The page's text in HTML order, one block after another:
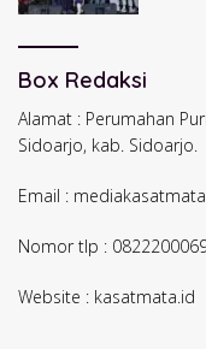
Box Redaksi
Alamat : Perumahan
Sidoarjo, kab. Sidoarjo.
Email :
Nomor tlp :
Website : kasatmata.id